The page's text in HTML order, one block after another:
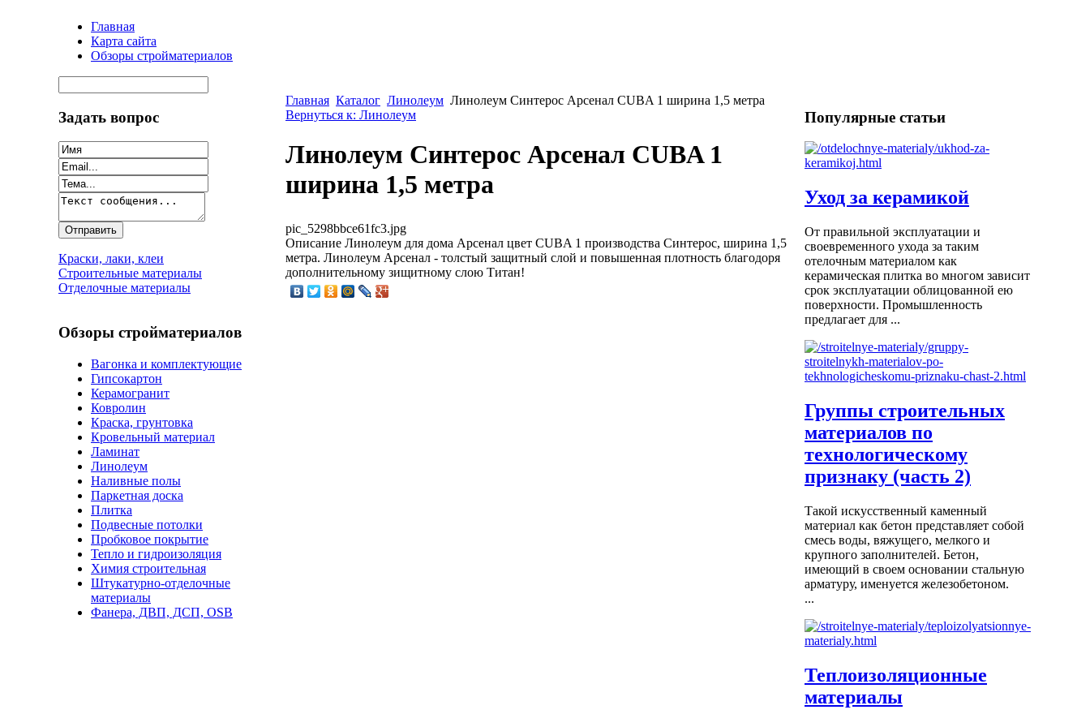
Главная
Карта сайта
Обзоры стройматериалов
Задать вопрос
Краски, лаки, клеи
Строительные материалы
Отделочные материалы
Обзоры стройматериалов
Вагонка и комплектующие
Гипсокартон
Керамогранит
Ковролин
Краска, грунтовка
Кровельный материал
Ламинат
Линолеум
Наливные полы
Паркетная доска
Плитка
Подвесные потолки
Пробковое покрытие
Тепло и гидроизоляция
Химия строительная
Штукатурно-отделочные
материалы
Фанера, ДВП, ДСП, OSB
Главная Каталог Линолеум Линолеум Синтерос Арсенал CUBA 1 ширина 1,5 метра
Вернуться к: Линолеум
Линолеум Синтерос Арсенал CUBA 1
ширина 1,5 метра
pic_5298bbce61fc3.jpg
Описание Линолеум для дома Арсенал цвет CUBA 1 производства Синтерос, ширина 1,5
метра. Линолеум Арсенал - толстый защитный слой и повышенная плотность благодоря
дополнительному зищитному слою Титан!
Популярные статьи
Уход за керамикой
От правильной эксплуатации и
своевременного ухода за таким
отелочным материалом как
керамическая плитка во многом зависит
срок эксплуатации облицованной ею
поверхности. Промышленность
предлагает для ...
Группы строительных
материалов по
технологическому
признаку (часть 2)
Такой искусственный каменный
материал как бетон представляет собой
смесь воды, вяжущего, мелкого и
крупного заполнителей. Бетон,
имеющий в своем основании стальную
арматуру, именуется железобетоном.
...
Теплоизоляционные
материалы